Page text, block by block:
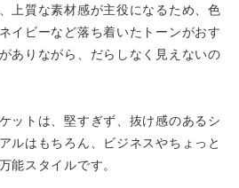
上質な素材感が主役になるため、色
イビーなど落ち着いたトーンがおす
ありながら、だらしなく見えないの
ットは、堅すぎず、抜け感のあるシ
ルはもちろん、ビジネスやちょっと
能スタイルです。